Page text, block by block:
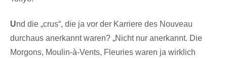
Und die „crus“, die ja vor der Karriere des Nouveau
durchaus anerkannt waren? „Nicht nur anerkannt. Die
Morgons, Moulin-à-Vents, Fleuries waren ja wirklich